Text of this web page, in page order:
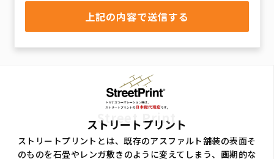
Street Print
ストリートプリント
ストリートプリントとは、既存のアスファルト舗装の表面そ
のものを石畳やレンガ敷きのように変えてしまう、画期的な